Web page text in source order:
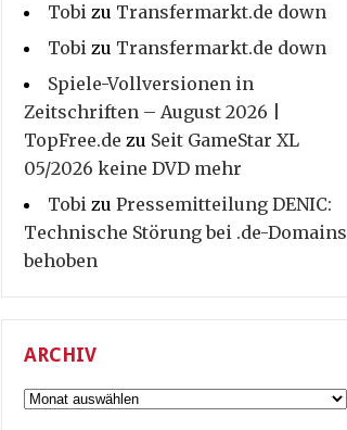
Tobi zu Transfermarkt.de down
Tobi zu Transfermarkt.de down
Spiele-Vollversionen in
Zeitschriften – August 2026 |
TopFree.de zu Seit GameStar XL
05/2026 keine DVD mehr
Tobi zu Pressemitteilung DENIC:
Technische Störung bei .de-Domains
behoben
ARCHIV
Archiv